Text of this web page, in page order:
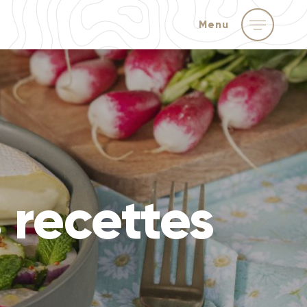
Menu
recettes